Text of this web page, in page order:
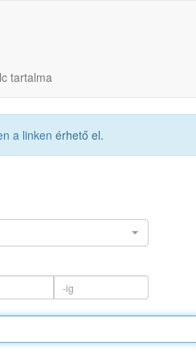
tartalma
a linken érhető el.